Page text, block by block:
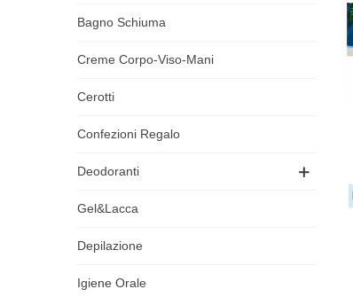
Bagno Schiuma
Creme Corpo-Viso-Mani
Cerotti
Confezioni Regalo
Deodoranti
Gel&Lacca
Depilazione
Igiene Orale